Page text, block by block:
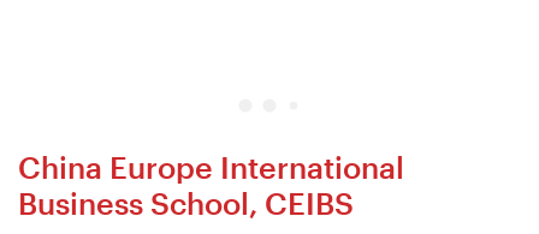
China Europe International
Business School, CEIBS